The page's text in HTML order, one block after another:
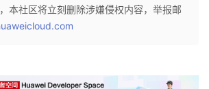
本社区将立刻删除涉嫌侵权内容，举报邮